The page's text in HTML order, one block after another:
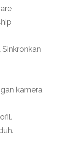
kamera